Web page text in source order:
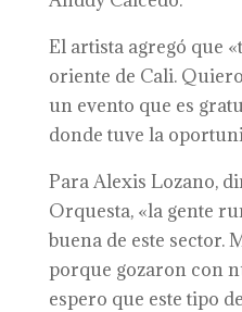
El artista agregó que
oriente de Cali.
un evento que es
donde tuve la
Para Alexis Lozano,
Orquesta, «la gente
buena de este sector.
porque gozaron con
espero que este tipo